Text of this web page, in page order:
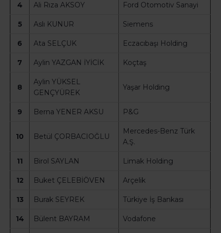
4 Ali Rıza AKSOY Ford Otomotiv Sanayi
5 Aslı KUNUR Siemens
6 Ata SELÇUK Eczacıbaşı Holding
7 Aylin YAZGAN İYİCİK Koçtaş
8
Aylin YÜKSEL
GENÇYÜREK
Yaşar Holding
9 Berna YENER AKSU P&G
10 Betül ÇORBACIOĞLU
Mercedes-Benz Türk
A.Ş.
11 Birol SAYLAN Limak Holding
12 Buket ÇELEBİÖVEN Arçelik
13 Burak SEYREK Türkiye İş Bankası
14 Bülent BAYRAM Vodafone